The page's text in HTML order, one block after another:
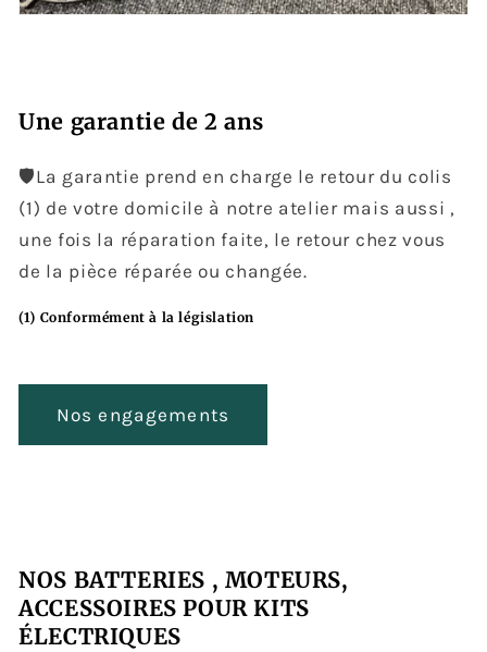
Une garantie de 2 ans
🛡️La garantie prend en charge le retour du colis
(1) de votre domicile à notre atelier mais aussi ,
une fois la réparation faite, le retour chez vous
de la pièce réparée ou changée.
(1) Conformément à la législation
Nos engagements
NOS BATTERIES , MOTEURS,
ACCESSOIRES POUR KITS
ÉLECTRIQUES